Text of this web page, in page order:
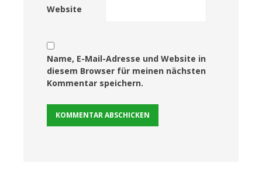
Website
Name, E-Mail-Adresse und Website in
diesem Browser für meinen nächsten
Kommentar speichern.